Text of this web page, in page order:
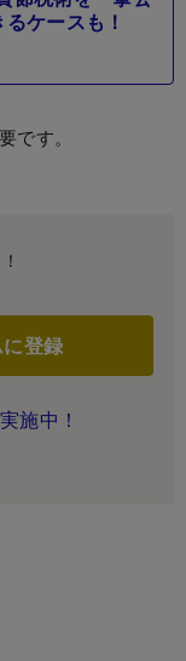
ケースも！
です。
登録
施中！